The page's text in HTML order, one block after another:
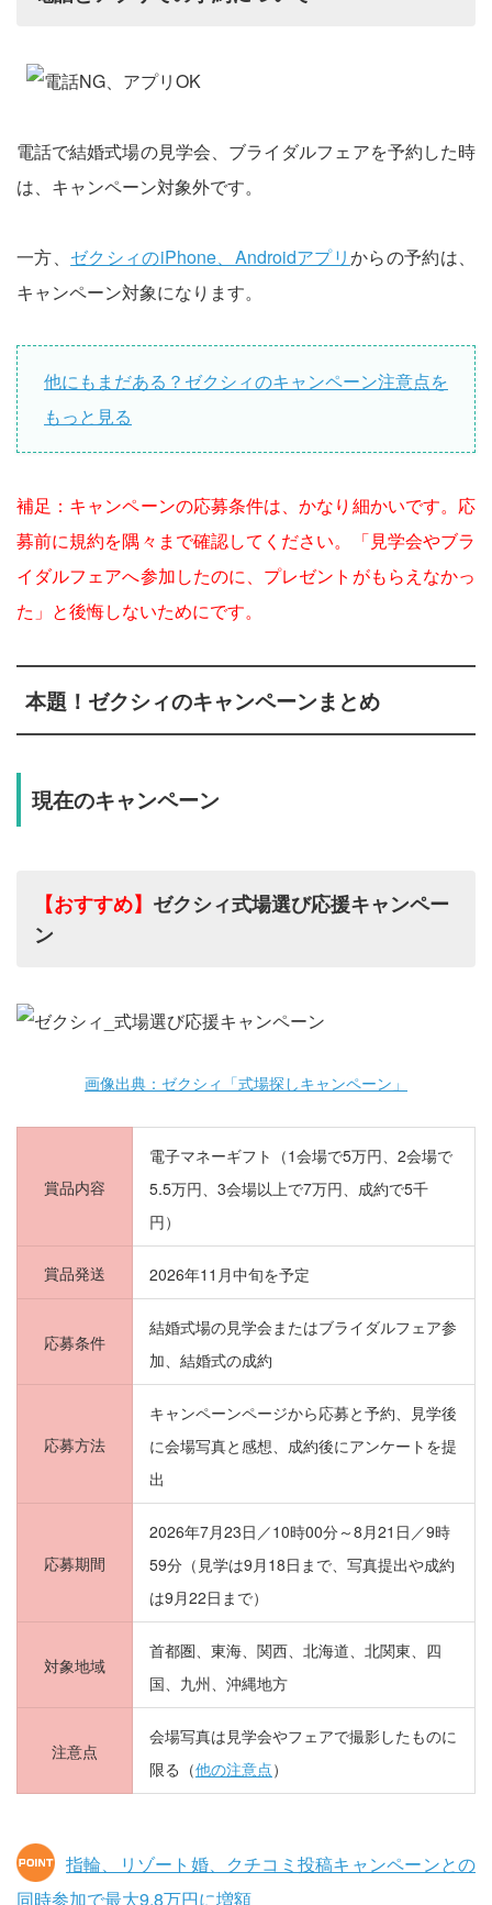
電話で結婚式場の見学会、ブライダルフェアを予約した時
は、キャンペーン対象外です。
一方、 ゼクシィのiPhone、Androidアプリからの予約は、
キャンペーン対象になります。
他にもまだある？ゼクシィのキャンペーン注意点を
もっと見る
補足：キャンペーンの応募条件は、かなり細かいです。応
募前に規約を隅々まで確認してください。「見学会やブラ
イダルフェアへ参加したのに、プレゼントがもらえなかっ
た」と後悔しないためにです。
本題！ゼクシィのキャンペーンまとめ
現在のキャンペーン
【おすすめ】 ゼクシィ式場選び応援キャンペー
ン
画像出典：ゼクシィ「式場探しキャンペーン」
賞品内容
電子マネーギフト（1会場で5万円、2会場で
5.5万円、3会場以上で7万円、成約で5千
円）
賞品発送 2026年11月中旬を予定
応募条件
結婚式場の見学会またはブライダルフェア参
加、結婚式の成約
応募方法
キャンペーンページから応募と予約、見学後
に会場写真と感想、成約後にアンケートを提
出
応募期間
2026年7月23日／10時00分～8月21日／9時
59分（見学は9月18日まで、写真提出や成約
は9月22日まで）
対象地域
首都圏、東海、関西、北海道、北関東、四
国、九州、沖縄地方
注意点
会場写真は見学会やフェアで撮影したものに
限る（他の注意点）
指輪、リゾート婚、クチコミ投稿キャンペーンとの
同時参加で最大9.8万円に増額